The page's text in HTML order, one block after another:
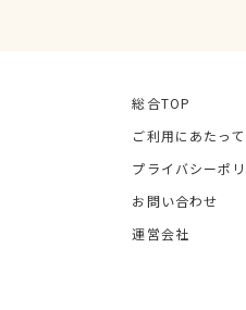
総合TOP
ご利用にあたって
プライバシーポ
お問い合わせ
運営会社